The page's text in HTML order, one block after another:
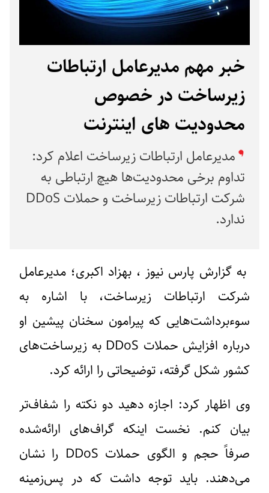
خبر مهم مدیرعامل ارتباطات
زیرساخت در خصوص
محدودیت های اینترنت
مدیرعامل ارتباطات زیرساخت اعلام کرد:
تداوم برخی محدودیت‌ها هیچ ارتباطی به
شرکت ارتباطات زیرساخت و حملات DDoS
ندارد.
به گزارش پارس نیوز ، بهزاد اکبری؛ مدیرعامل
شرکت ارتباطات زیرساخت، با اشاره به
سوءبرداشت‌هایی که پیرامون سخنان پیشین او
درباره افزایش حملات DDoS به زیرساخت‌های
کشور شکل گرفته، توضیحاتی را ارائه کرد.
وی اظهار کرد: اجازه دهید دو نکته را شفاف‌تر
بیان کنم. نخست اینکه گراف‌های ارائه‌شده
صرفاً حجم و الگوی حملات DDoS را نشان
می‌دهند. باید توجه داشت که در پس‌زمینه